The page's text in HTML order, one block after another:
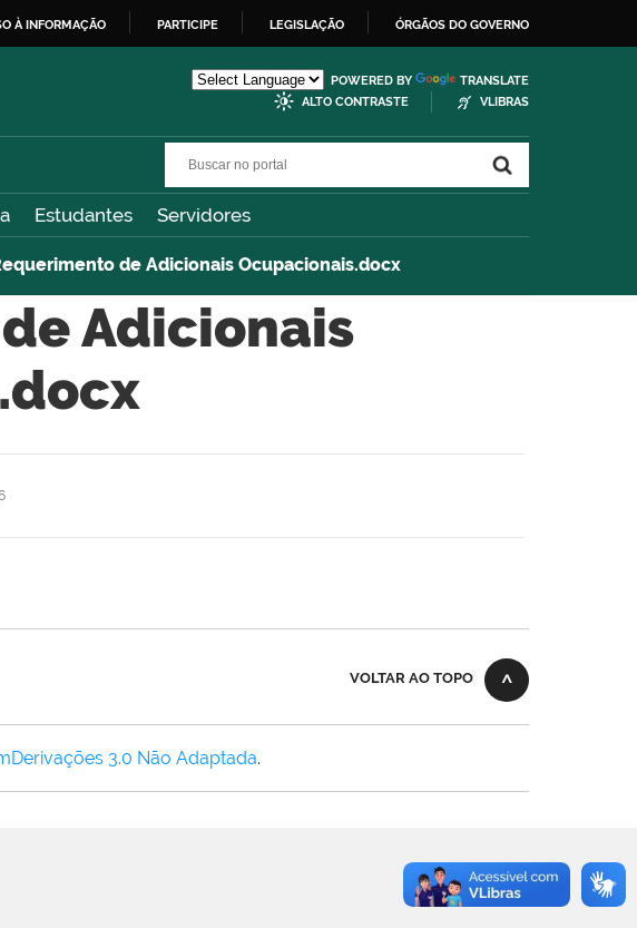
À INFORMAÇÃO PARTICIPE LEGISLAÇÃO ÓRGÃOS DO GOVERNO
POWERED BY
TRANSLATE
ALTO CONTRASTE
VLIBRAS
Estudantes Servidores
de Adicionais Ocupacionais.docx
Adicionais
VOLTAR AO TOPO
3.0 Não Adaptada.